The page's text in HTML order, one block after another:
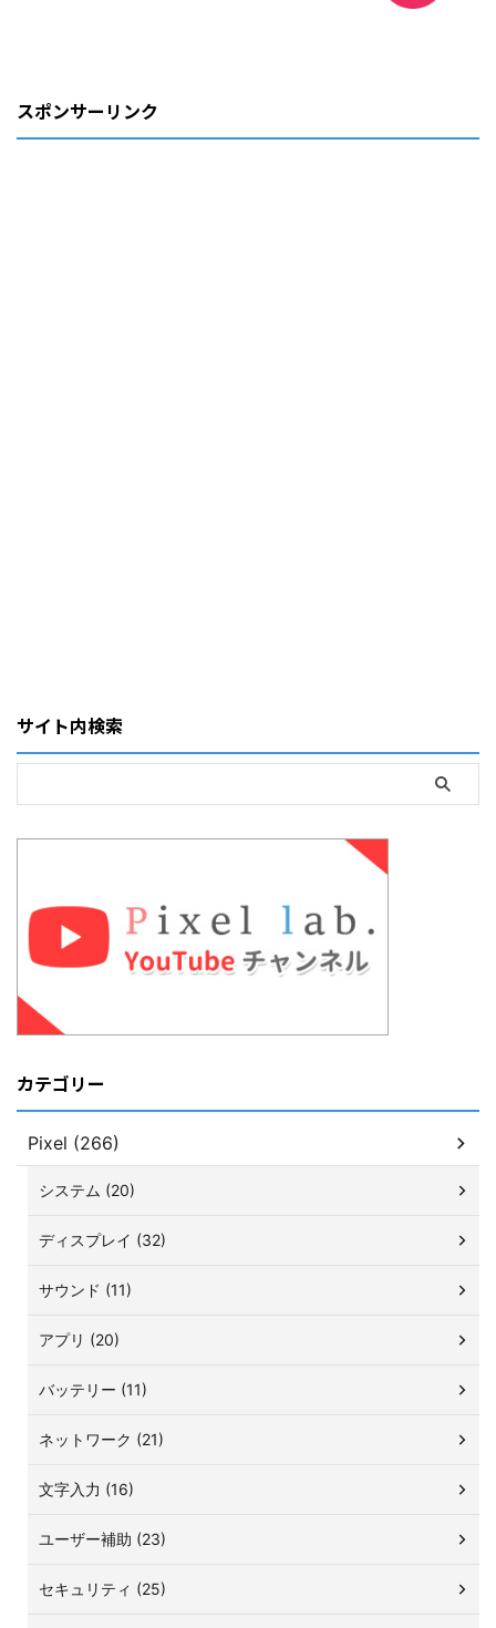
スポンサーリンク
サイト内検索
カテゴリー
Pixel (266)
システム (20)
ディスプレイ (32)
サウンド (11)
アプリ (20)
バッテリー (11)
ネットワーク (21)
文字入力 (16)
ユーザー補助 (23)
セキュリティ (25)